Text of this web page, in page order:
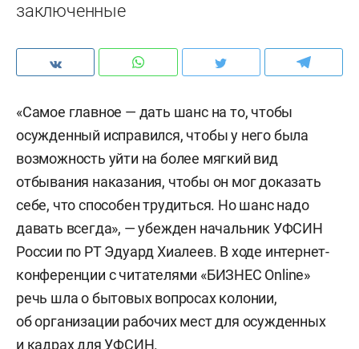
заключенные
«Самое главное — дать шанс на то, чтобы
осужденный исправился, чтобы у него была
возможность уйти на более мягкий вид
отбывания наказания, чтобы он мог доказать
себе, что способен трудиться. Но шанс надо
давать всегда», — убежден начальник УФСИН
России по РТ Эдуард Хиалеев. В ходе интернет-
конференции с читателями «БИЗНЕС Online»
речь шла о бытовых вопросах колонии,
об организации рабочих мест для осужденных
и кадрах для УФСИН.